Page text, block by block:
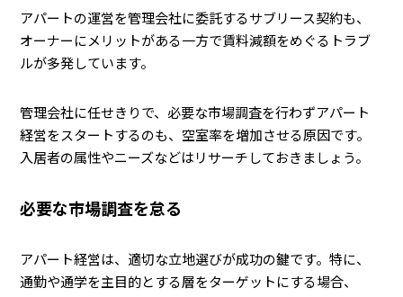
アパートの運営を管理会社に委託するサブリース契約も、
オーナーにメリットがある一方で賃料減額をめぐるトラブ
ルが多発しています。
管理会社に任せきりで、必要な市場調査を行わずアパート
経営をスタートするのも、空室率を増加させる原因です。
入居者の属性やニーズなどはリサーチしておきましょう。
必要な市場調査を怠る
アパート経営は、適切な立地選びが成功の鍵です。特に、
通勤や通学を主目的とする層をターゲットにする場合、